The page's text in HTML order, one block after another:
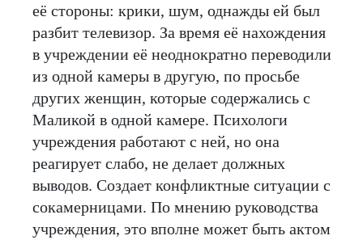
её стороны: крики, шум, однажды ей был
разбит телевизор. За время её нахождения
в учреждении её неоднократно переводили
из одной камеры в другую, по просьбе
других женщин, которые содержались с
Маликой в одной камере. Психологи
учреждения работают с ней, но она
реагирует слабо, не делает должных
выводов. Создает конфликтные ситуации с
сокамерницами. По мнению руководства
учреждения, это вполне может быть актом